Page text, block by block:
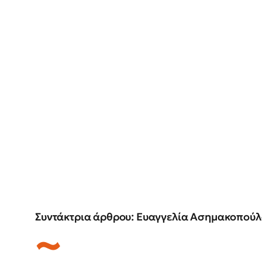
Συντάκτρια άρθρου: Ευαγγελία